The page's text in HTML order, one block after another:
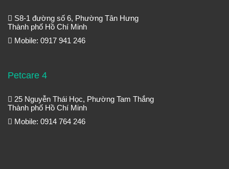
S8-1 đường số 6, Phường Tân Hưng
Thành phố Hồ Chí Minh
Mobile: 0917 941 246
Petcare 4
25 Nguyễn Thái Học, Phường Tam Thắng
Thành phố Hồ Chí Minh
Mobile: 0914 764 246